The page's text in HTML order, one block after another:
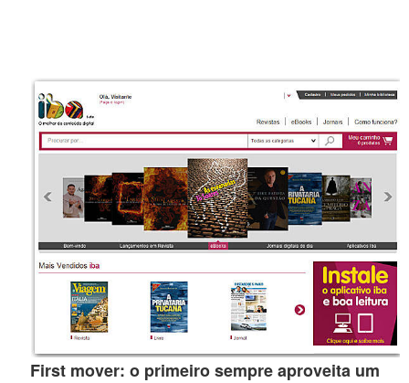
First mover: o primeiro sempre aproveita um